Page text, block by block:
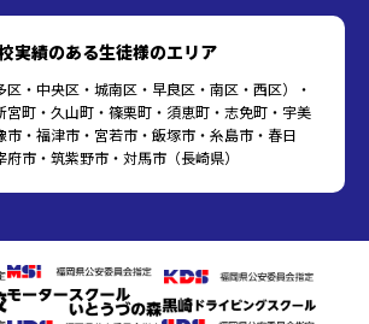
実績のある生徒様のエリア
・中央区・城南区・早良区・南区・西区）・
宮町・久山町・篠栗町・須恵町・志免町・宇美
市・福津市・宮若市・飯塚市・糸島市・春日
市・筑紫野市・対馬市（長崎県）